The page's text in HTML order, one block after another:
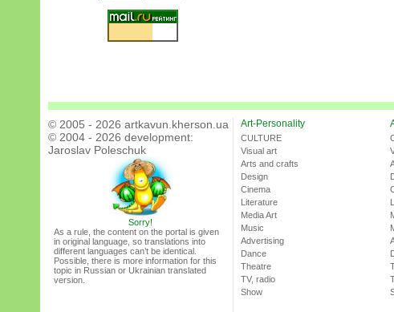
© 2005 - 2026 artkavun.kherson.ua
© 2004 - 2026 development:
Jaroslav Poleschuk
Sorry!
As a rule, the content on the portal is given
in original language, so translations into
different languages can’t be identical.
Possible, there is more information for this
topic in Russian or Ukrainian translated
version.
Art-Personality
CULTURE
Visual art
Arts and crafts
Design
Cinema
Literature
Media Art
Music
Advertising
Dance
Theatre
TV, radio
Show